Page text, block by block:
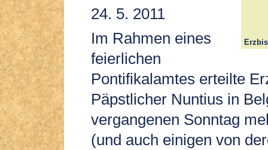
24. 5. 2011
Im Rahmen eines
feierlichen
Pontifikalamtes erteilte
Päpstlicher Nuntius in
vergangenen Sonntag
(und auch einigen von